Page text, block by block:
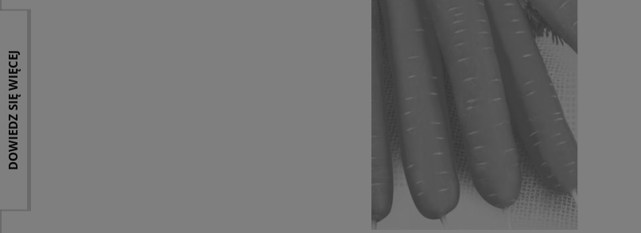
DOWIEDZ SIĘ WIĘCEJ